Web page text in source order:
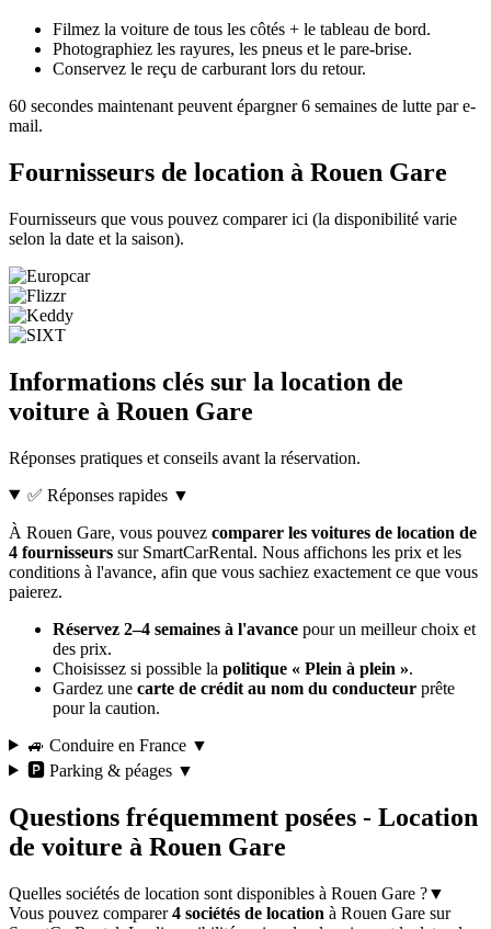
Filmez la voiture de tous les côtés + le tableau de bord.
Photographiez les rayures, les pneus et le pare-brise.
Conservez le reçu de carburant lors du retour.
60 secondes maintenant peuvent épargner 6 semaines de lutte par e-
mail.
Fournisseurs de location à Rouen Gare
Fournisseurs que vous pouvez comparer ici (la disponibilité varie
selon la date et la saison).
Informations clés sur la location de
voiture à Rouen Gare
Réponses pratiques et conseils avant la réservation.
✅ Réponses rapides ▼
À Rouen Gare, vous pouvez comparer les voitures de location de
4 fournisseurs sur SmartCarRental. Nous affichons les prix et les
conditions à l'avance, afin que vous sachiez exactement ce que vous
paierez.
Réservez 2–4 semaines à l'avance pour un meilleur choix et
des prix.
Choisissez si possible la politique « Plein à plein ».
Gardez une carte de crédit au nom du conducteur prête
pour la caution.
🚙 Conduire en France ▼
🅿️ Parking & péages ▼
Questions fréquemment posées - Location
de voiture à Rouen Gare
Quelles sociétés de location sont disponibles à Rouen Gare ?▼
Vous pouvez comparer4 sociétés de location à Rouen Gare sur